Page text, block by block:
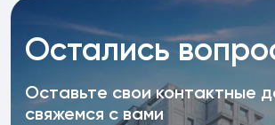
Остались
Оставьте свои контактные
свяжемся с вами